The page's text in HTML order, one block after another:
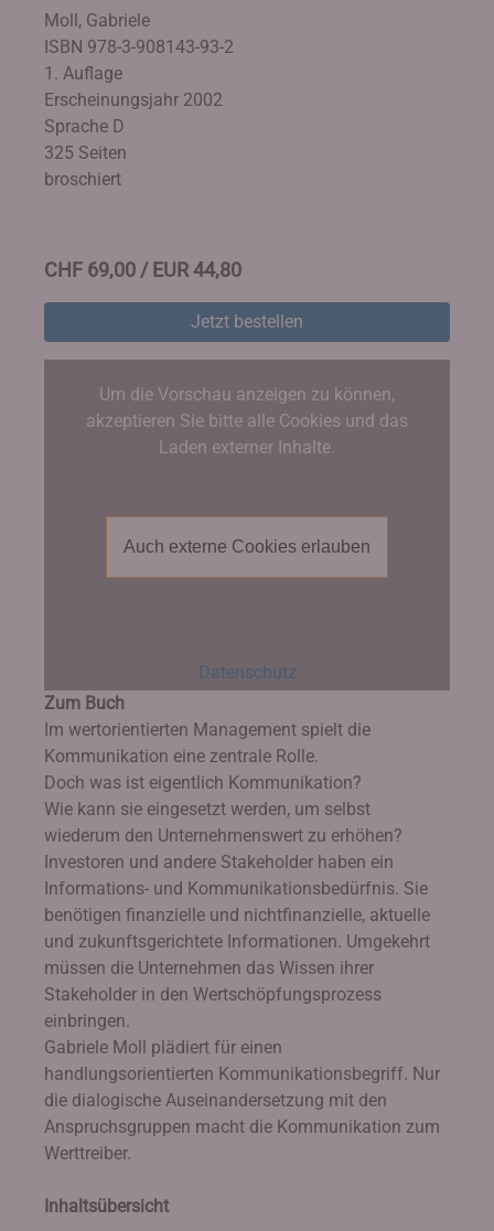
Moll, Gabriele
ISBN 978-3-908143-93-2
1. Auflage
Erscheinungsjahr 2002
Sprache D
325 Seiten
broschiert
CHF 69,00 / EUR 44,80
Jetzt bestellen
Um die Vorschau anzeigen zu können,
akzeptieren Sie bitte alle Cookies und das
Laden externer Inhalte.
Auch externe Cookies erlauben
Datenschutz
Zum Buch
Im wertorientierten Management spielt die
Kommunikation eine zentrale Rolle.
Doch was ist eigentlich Kommunikation?
Wie kann sie eingesetzt werden, um selbst
wiederum den Unternehmenswert zu erhöhen?
Investoren und andere Stakeholder haben ein
Informations- und Kommunikationsbedürfnis. Sie
benötigen finanzielle und nichtfinanzielle, aktuelle
und zukunftsgerichtete Informationen. Umgekehrt
müssen die Unternehmen das Wissen ihrer
Stakeholder in den Wertschöpfungsprozess
einbringen.
Gabriele Moll plädiert für einen
handlungsorientierten Kommunikationsbegriff. Nur
die dialogische Auseinandersetzung mit den
Anspruchsgruppen macht die Kommunikation zum
Werttreiber.
Inhaltsübersicht